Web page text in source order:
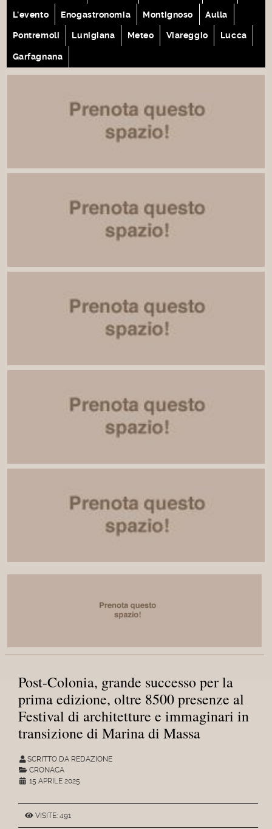
L'evento Enogastronomia Montignoso Aulla
Pontremoli Lunigiana Meteo Viareggio Lucca
Garfagnana
Post-Colonia, grande successo per la
prima edizione, oltre 8500 presenze al
Festival di architetture e immaginari in
transizione di Marina di Massa
SCRITTO DA REDAZIONE
CRONACA
15 APRILE 2025
VISITE: 491